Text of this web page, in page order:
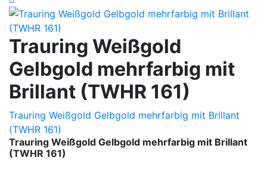
Trauring Weißgold
Gelbgold mehrfarbig mit
Brillant (TWHR 161)
Trauring Weißgold Gelbgold mehrfarbig mit Brillant
(TWHR 161)
Trauring Weißgold Gelbgold mehrfarbig mit Brillant
(TWHR 161)